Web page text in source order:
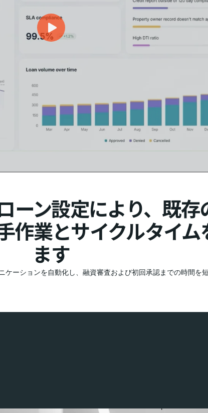
ーン設定により、既存
作業とサイクルタイム
ます
ーションを自動化し、融資審査および初回承認までの時間を短